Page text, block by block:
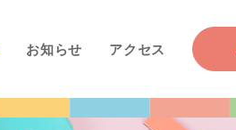
お知らせ アクセス